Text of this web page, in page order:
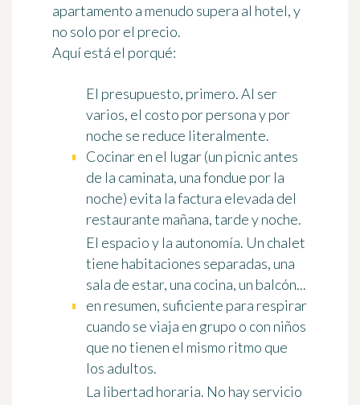
apartamento a menudo supera al hotel, y
no solo por el precio.
Aquí está el porqué:
El presupuesto, primero. Al ser
varios, el costo por persona y por
noche se reduce literalmente.
Cocinar en el lugar (un picnic antes
de la caminata, una fondue por la
noche) evita la factura elevada del
restaurante mañana, tarde y noche.
El espacio y la autonomía. Un chalet
tiene habitaciones separadas, una
sala de estar, una cocina, un balcón...
en resumen, suficiente para respirar
cuando se viaja en grupo o con niños
que no tienen el mismo ritmo que
los adultos.
La libertad horaria. No hay servicio